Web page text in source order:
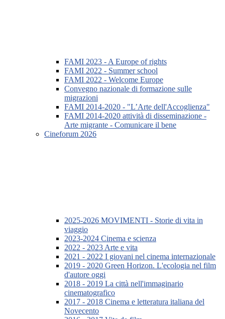
FAMI 2023 - A Europe of rights
FAMI 2022 - Summer school
FAMI 2022 - Welcome Europe
Convegno nazionale di formazione sulle
migrazioni
FAMI 2014-2020 - "L’Arte dell'Accoglienza"
FAMI 2014-2020 attività di disseminazione -
Arte migrante - Comunicare il bene
Cineforum 2026
2025-2026 MOVIMENTI - Storie di vita in
viaggio
2023-2024 Cinema e scienza
2022 - 2023 Arte e vita
2021 - 2022 I giovani nel cinema internazionale
2019 - 2020 Green Horizon. L'ecologia nel film
d'autore oggi
2018 - 2019 La città nell'immaginario
cinematografico
2017 - 2018 Cinema e letteratura italiana del
Novecento